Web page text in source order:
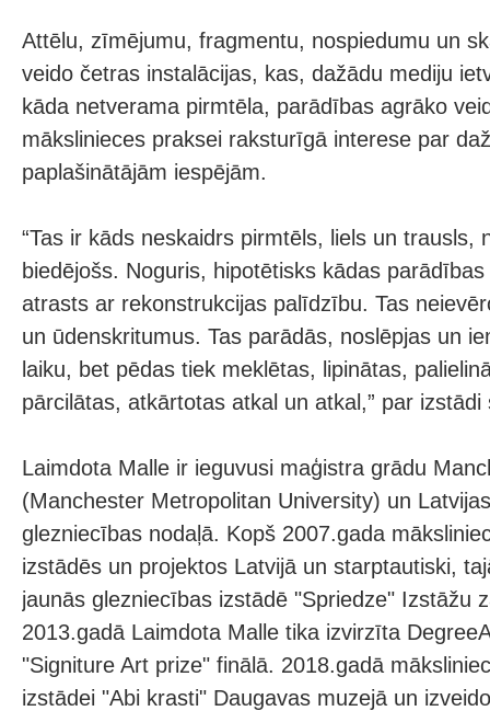
Attēlu, zīmējumu, fragmentu, nospiedumu un
veido četras instalācijas, kas, dažādu mediju
kāda netverama pirmtēla, parādības agrāko
mākslinieces praksei raksturīgā interese par
paplašinātājām iespējām.
“Tas ir kāds neskaidrs pirmtēls, liels un trausls,
biedējošs. Noguris, hipotētisks kādas
atrasts ar rekonstrukcijas palīdzību. Tas
un ūdenskritumus. Tas parādās, noslēpjas un
laiku, bet pēdas tiek meklētas, lipinātas,
pārcilātas, atkārtotas atkal un atkal,” par
Laimdota Malle ir ieguvusi maģistra grādu
(Manchester Metropolitan University) un
glezniecības nodaļā. Kopš 2007.gada
izstādēs un projektos Latvijā un starptautiski,
jaunās glezniecības izstādē "Spriedze" Izstāžu
2013.gadā Laimdota Malle tika izvirzīta
"Signiture Art prize" finālā. 2018.gadā
izstādei "Abi krasti" Daugavas muzejā un